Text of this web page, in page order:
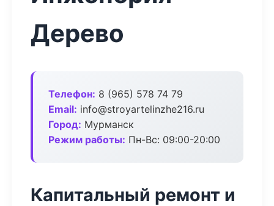
Дерево
Телефон: 8 (965) 578 74 79
Email: info@stroyartelinzhe216.ru
Город: Мурманск
Режим работы: Пн-Вс: 09:00-20:00
Капитальный ремонт и